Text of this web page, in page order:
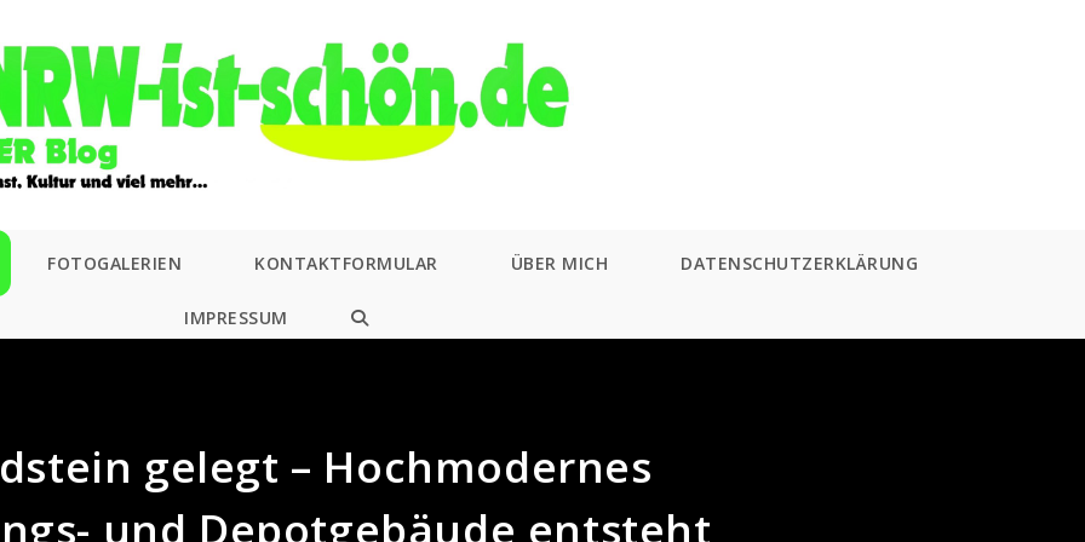
FOTOGALERIEN KONTAKTFORMULAR ÜBER MICH DATENSCHUTZERKLÄRUNG
IMPRESSUM
WEBSITE-
gelegt – Hochmodernes
und Depotgebäude entsteht